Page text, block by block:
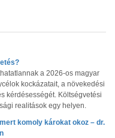
a 2026-os magyar
kockázatait, a növekedési
kérdésességét. Költségvetési
realitások egy helyen.
komoly károkat okoz – dr.